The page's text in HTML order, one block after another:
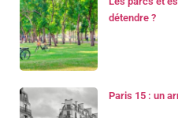
détendre ?
Paris 15 : un